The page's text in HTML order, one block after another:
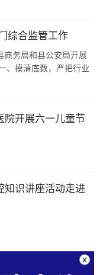
综合监管工作
商务局和县公安局开展
、摸清底数，严把行业
院开展六一儿童节
知识讲座活动走进